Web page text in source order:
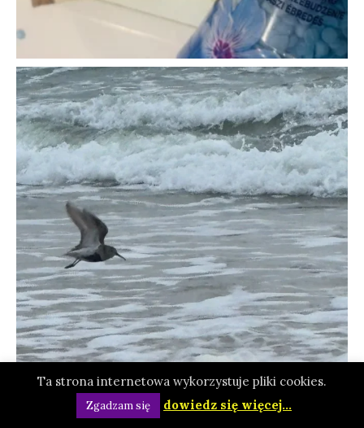
Ta strona internetowa wykorzystuje pliki cookies.
Zgadzam się dowiedz się więcej...